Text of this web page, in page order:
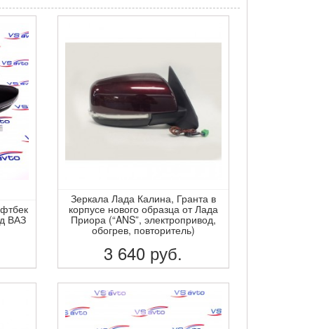
ВАЗ
Зеркала Лада Калина, Гранта в
корпусе нового образца от Лада
Приора (“ANS”, электропривод,
обогрев, повторитель)
3 640 руб.
ПОДРОБНЕЕ